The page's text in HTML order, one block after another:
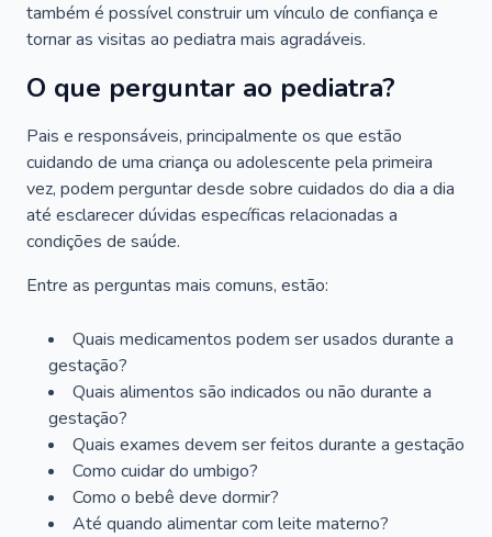
também é possível construir um vínculo de confiança e
tornar as visitas ao pediatra mais agradáveis.
O que perguntar ao pediatra?
Pais e responsáveis, principalmente os que estão
cuidando de uma criança ou adolescente pela primeira
vez, podem perguntar desde sobre cuidados do dia a dia
até esclarecer dúvidas específicas relacionadas a
condições de saúde.
Entre as perguntas mais comuns, estão:
Quais medicamentos podem ser usados durante a
gestação?
Quais alimentos são indicados ou não durante a
gestação?
Quais exames devem ser feitos durante a gestação
Como cuidar do umbigo?
Como o bebê deve dormir?
Até quando alimentar com leite materno?